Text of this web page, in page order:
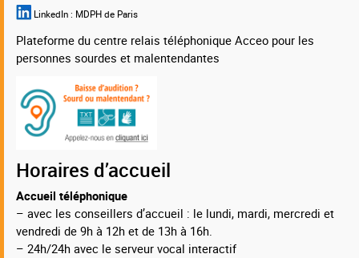
LinkedIn : MDPH de Paris
Plateforme du centre relais téléphonique Acceo pour les
personnes sourdes et malentendantes
Horaires d’accueil
Accueil téléphonique
– avec les conseillers d’accueil : le lundi, mardi, mercredi et
vendredi de 9h à 12h et de 13h à 16h.
– 24h/24h avec le serveur vocal interactif